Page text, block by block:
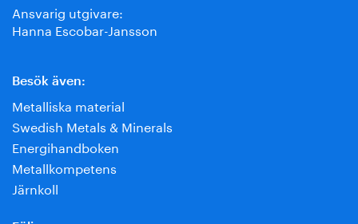
Ansvarig utgivare:
Hanna Escobar-Jansson
Besök även:
Metalliska material
Swedish Metals & Minerals
Energihandboken
Metallkompetens
Järnkoll